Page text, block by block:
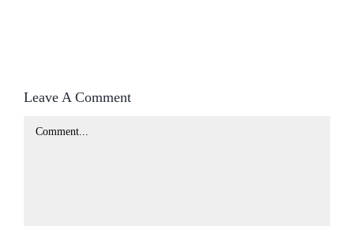
Leave A Comment
Comment